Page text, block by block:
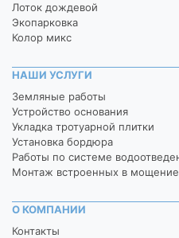
Лоток дождевой
Экопарковка
Колор микс
НАШИ УСЛУГИ
Земляные работы
Устройство основания
Укладка тротуарной плитки
Установка бордюра
Работы по системе
Монтаж встроенных в мощение
О КОМПАНИИ
Контакты